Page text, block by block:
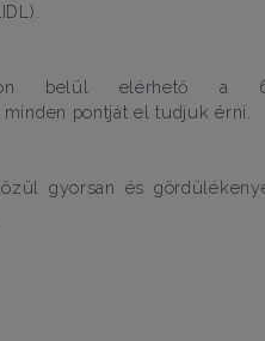
belül elérhető a
pontját el tudjuk érni.
gyorsan és